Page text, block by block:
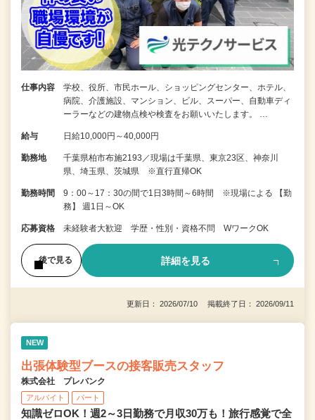
仕事内容
学校、役所、市民ホール、ショッピングセンター、ホテル、
病院、介護施設、マンション、ビル、スーパー、自動車ディ
ーラーなどの建物点検や検査をお願いいたします。 …
給与 日給10,000円～40,000円
勤務地
千葉県柏市布施2193／現場は千葉県、東京23区、神奈川
県、埼玉県、茨城県 ※直行直帰OK
勤務時間
9：00～17：30の間で1日3時間～6時間 ※現場による 【勤
務】 週1日～OK
応募資格 未経験者大歓迎 学歴・性別・資格不問 WワークOK
後で見る 詳細を見る
更新日： 2026/07/10 掲載終了日： 2026/09/11
NEW
出張体験型ブースの接客販売スタッフ
株式会社 プレバンク
アルバイト パート
知識ゼロOK！週2～3日勤務で月収30万も！旅行感覚で全